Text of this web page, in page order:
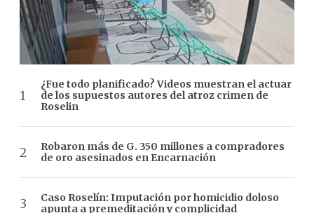
¿Fue todo planificado? Videos muestran el actuar
de los supuestos autores del atroz crimen de
Roselin
Robaron más de G. 350 millones a compradores
de oro asesinados en Encarnación
Caso Roselín: Imputación por homicidio doloso
apunta a premeditación y complicidad